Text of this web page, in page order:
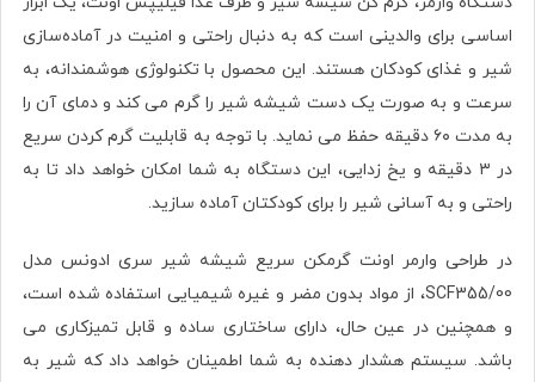
اساسی برای والدینی است که به دنبال راحتی و امنیت در آماده‌سازی
شیر و غذای کودکان هستند. این محصول با تکنولوژی هوشمندانه، به
سرعت و به صورت یک دست شیشه شیر را گرم می کند و دمای آن را
به مدت ۶۰ دقیقه حفظ می نماید. با توجه به قابلیت گرم کردن سریع
در ۳ دقیقه و یخ زدایی، این دستگاه به شما امکان خواهد داد تا به
راحتی و به آسانی شیر را برای کودکتان آماده سازید.
در طراحی وارمر اونت گرمکن سریع شیشه شیر سری ادونس مدل
SCF355/00، از مواد بدون مضر و غیره شیمیایی استفاده شده است،
و همچنين در عین حال، دارای ساختاری ساده و قابل تمیزکاری می
باشد. سیستم هشدار دهنده به شما اطمینان خواهد داد که شیر به